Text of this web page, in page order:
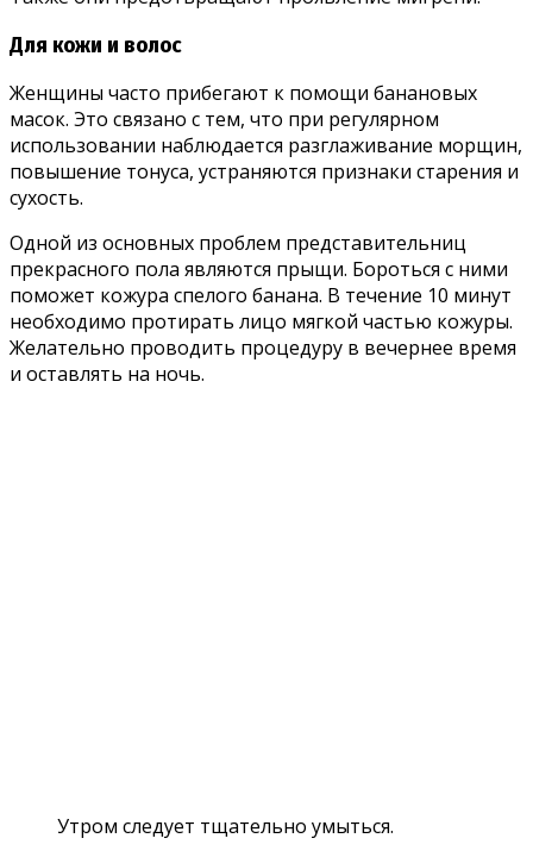
Для кожи и волос
Женщины часто прибегают к помощи банановых
масок. Это связано с тем, что при регулярном
использовании наблюдается разглаживание морщин,
повышение тонуса, устраняются признаки старения и
сухость.
Одной из основных проблем представительниц
прекрасного пола являются прыщи. Бороться с ними
поможет кожура спелого банана. В течение 10 минут
необходимо протирать лицо мягкой частью кожуры.
Желательно проводить процедуру в вечернее время
и оставлять на ночь.
Утром следует тщательно умыться.